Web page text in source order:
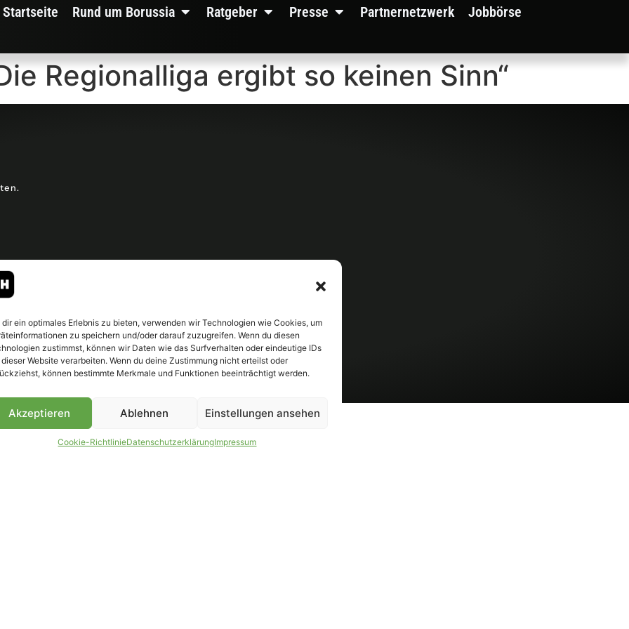
dir ein optimales Erlebnis zu bieten, verwenden wir Technologien wie Cookies, um
zu speichern und/oder darauf zuzugreifen. Wenn du diesen
zustimmst, können wir Daten wie das Surfverhalten oder eindeutige IDs
Website verarbeiten. Wenn du deine Zustimmung nicht erteilst oder
können bestimmte Merkmale und Funktionen beeinträchtigt werden.
Akzeptieren Ablehnen Einstellungen ansehen
Cookie-RichtlinieDatenschutzerklärungImpressum
Startseite Rund um Borussia Ratgeber Presse Partnernetzwerk Jobbörse
Regionalliga ergibt so keinen Sinn“